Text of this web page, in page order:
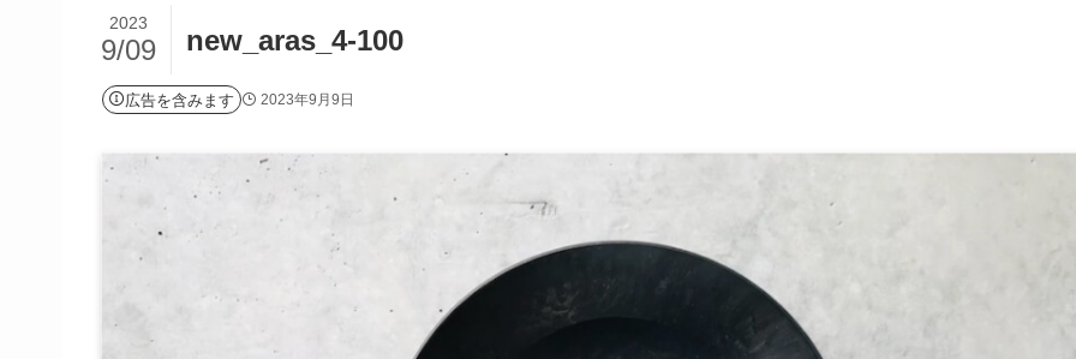
new_aras_4-100
2023
9/09
広告を含みます 2023年9月9日